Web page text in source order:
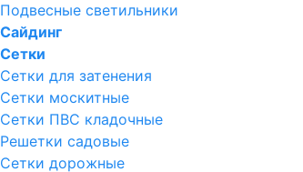
Подвесные светильники
Сайдинг
Сетки
Сетки для затенения
Сетки москитные
Сетки ПВС кладочные
Решетки садовые
Сетки дорожные